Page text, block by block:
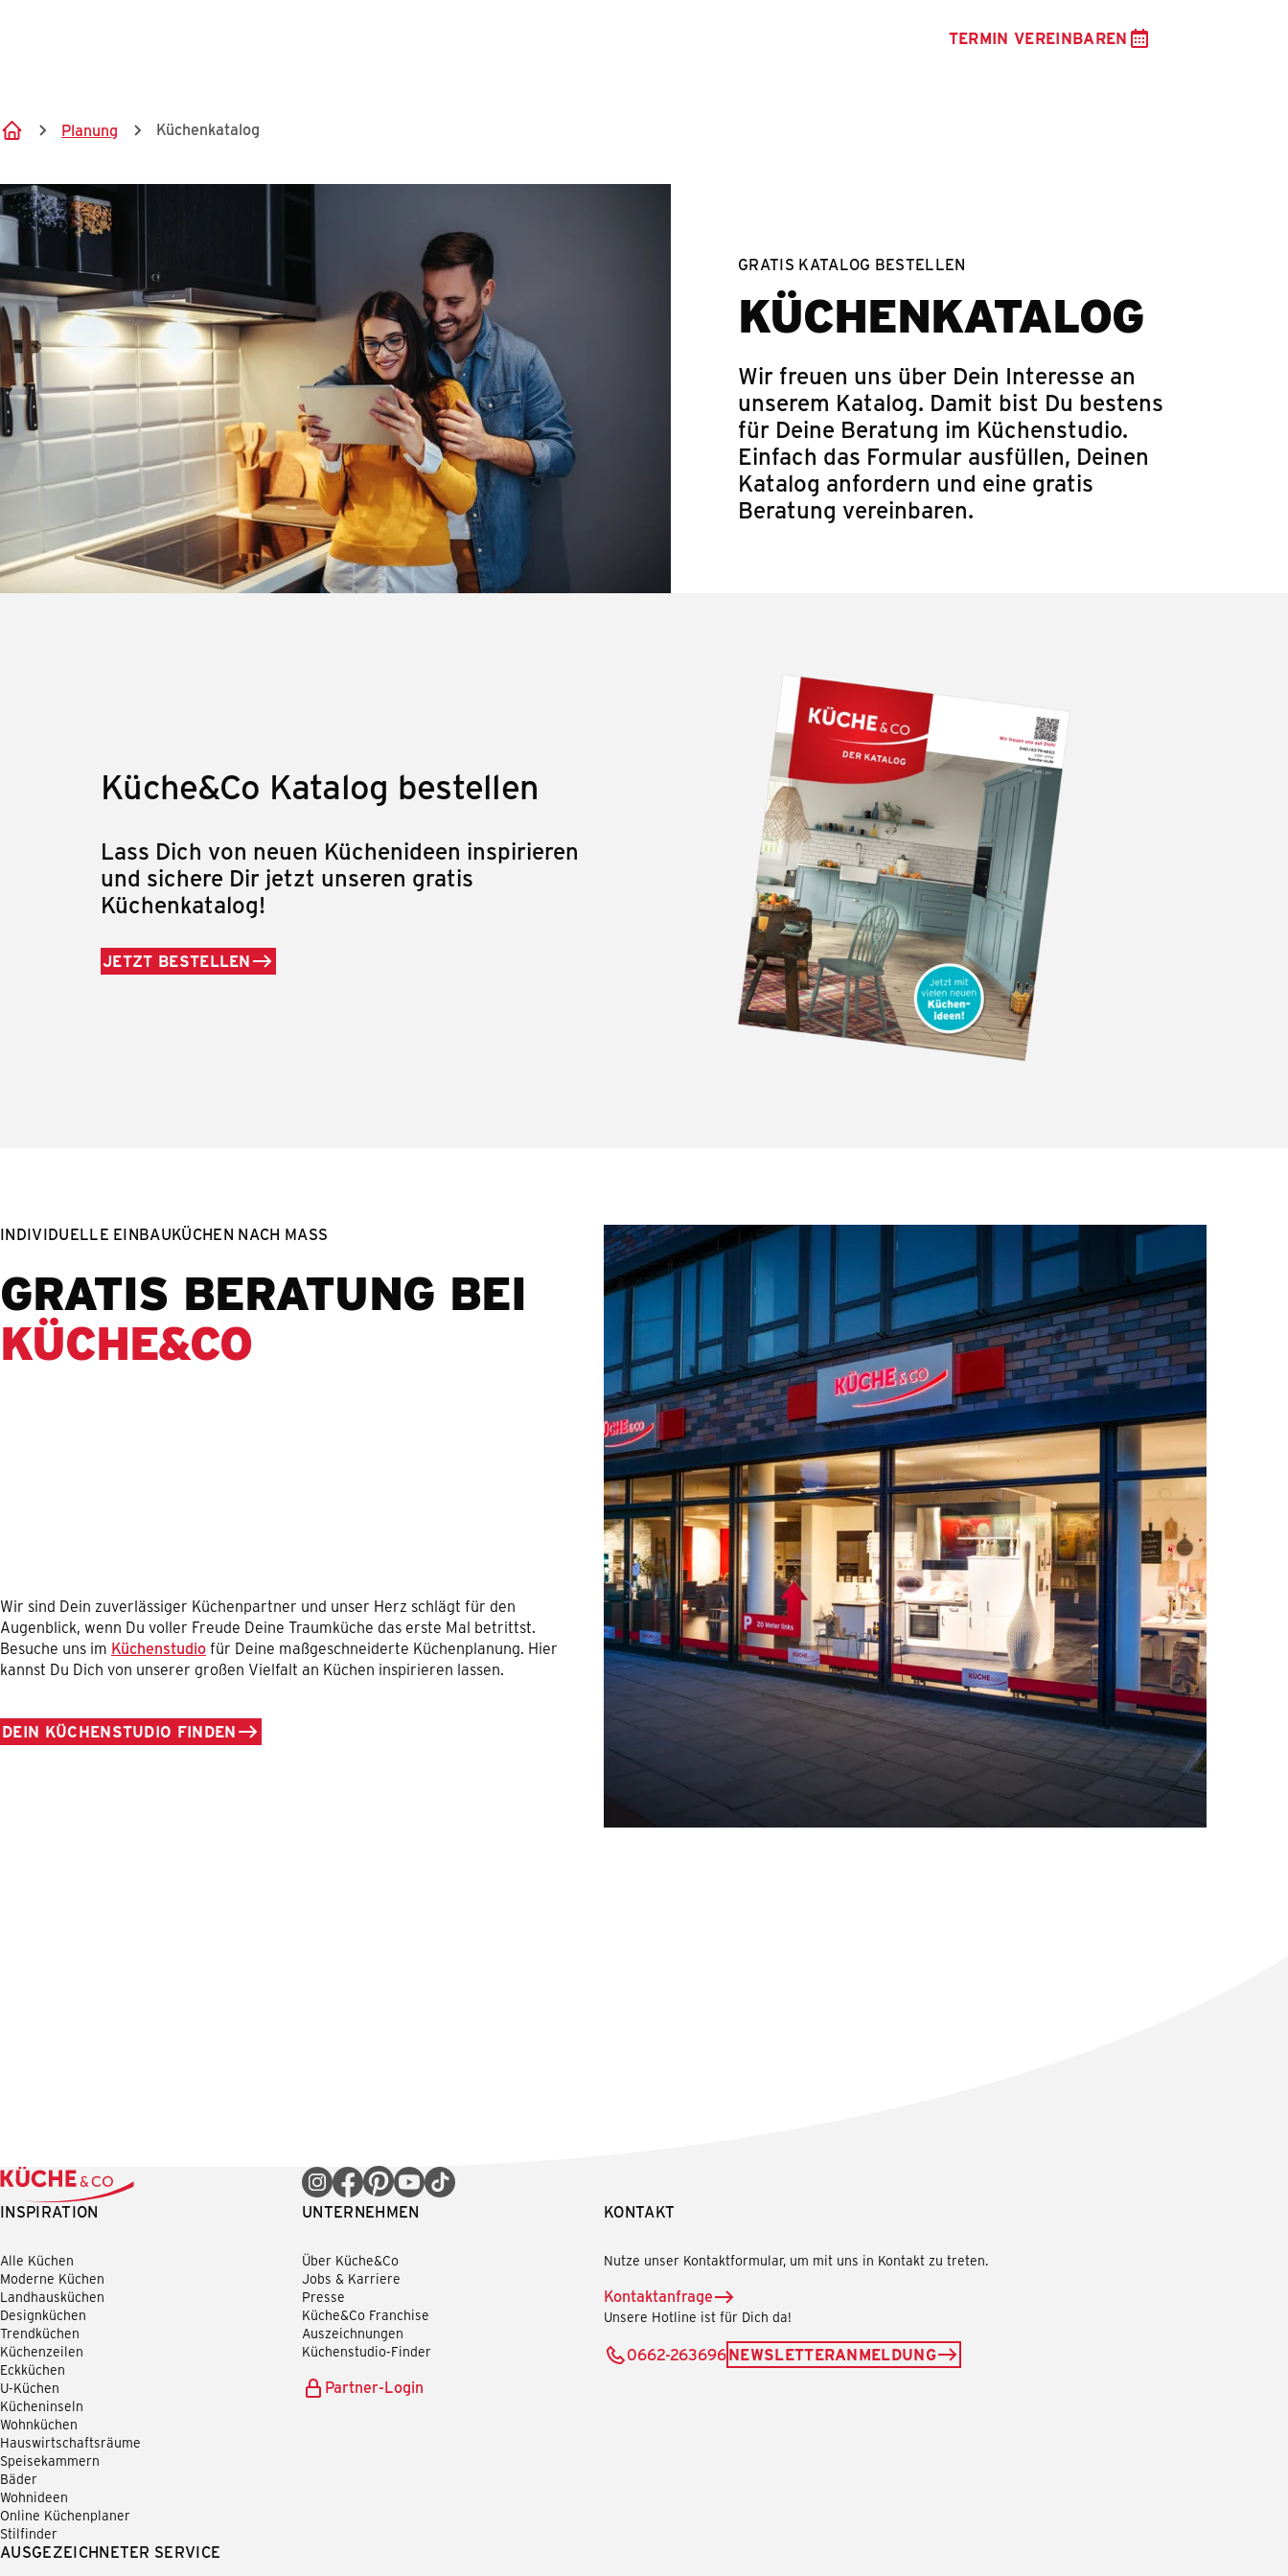
TERMIN VEREINBAREN
Planung Küchenkatalog
GRATIS KATALOG BESTELLEN
KÜCHENKATALOG
Wir freuen uns über Dein Interesse an
unserem Katalog. Damit bist Du bestens
für Deine Beratung im Küchenstudio.
Einfach das Formular ausfüllen, Deinen
Katalog anfordern und eine gratis
Beratung vereinbaren.
Küche&Co Katalog bestellen
Lass Dich von neuen Küchenideen inspirieren
und sichere Dir jetzt unseren gratis
Küchenkatalog!
JETZT BESTELLEN
INDIVIDUELLE EINBAUKÜCHEN NACH MASS
GRATIS BERATUNG BEI
KÜCHE&CO
Wir sind Dein zuverlässiger Küchenpartner und unser Herz schlägt für den
Augenblick, wenn Du voller Freude Deine Traumküche das erste Mal betrittst.
Besuche uns im Küchenstudiofür Deine maßgeschneiderte Küchenplanung. Hier
kannst Du Dich von unserer großen Vielfalt an Küchen inspirieren lassen.
DEIN KÜCHENSTUDIO FINDEN
INSPIRATION
Alle Küchen
Moderne Küchen
Landhausküchen
Designküchen
Trendküchen
Küchenzeilen
Eckküchen
U-Küchen
Kücheninseln
Wohnküchen
Hauswirtschaftsräume
Speisekammern
Bäder
Wohnideen
Online Küchenplaner
Stilfinder
UNTERNEHMEN
Über Küche&Co
Jobs & Karriere
Presse
Küche&Co Franchise
Auszeichnungen
Küchenstudio-Finder
Partner-Login
KONTAKT
Nutze unser Kontaktformular, um mit uns in Kontakt zu treten.
Kontaktanfrage
Unsere Hotline ist für Dich da!
0662-263696NEWSLETTERANMELDUNG
AUSGEZEICHNETER SERVICE